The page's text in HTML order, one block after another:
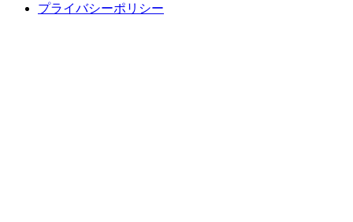
プライバシーポリシー